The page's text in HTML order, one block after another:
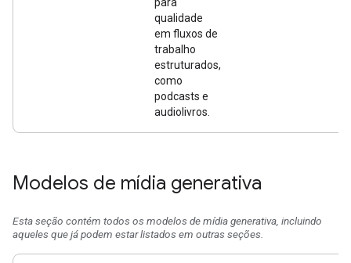
qualidade
em fluxos de
trabalho
estruturados,
como
podcasts e
audiolivros.
Modelos de mídia generativa
Esta seção contém todos os modelos de mídia generativa, incluindo
aqueles que já podem estar listados em outras seções.